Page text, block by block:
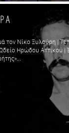
Α
τον Νίκο Ξυλούρη |
Ηρώδου Αττικού |